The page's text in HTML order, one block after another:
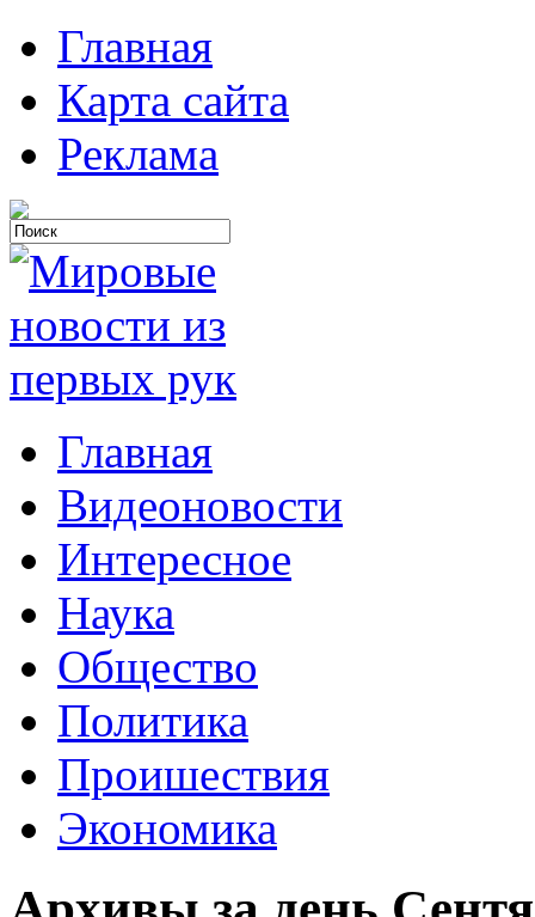
Главная
Карта сайта
Реклама
Главная
Видеоновости
Интересное
Наука
Общество
Политика
Проишествия
Экономика